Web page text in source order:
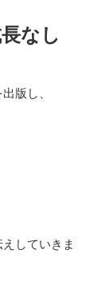
なし
版し、
していきま